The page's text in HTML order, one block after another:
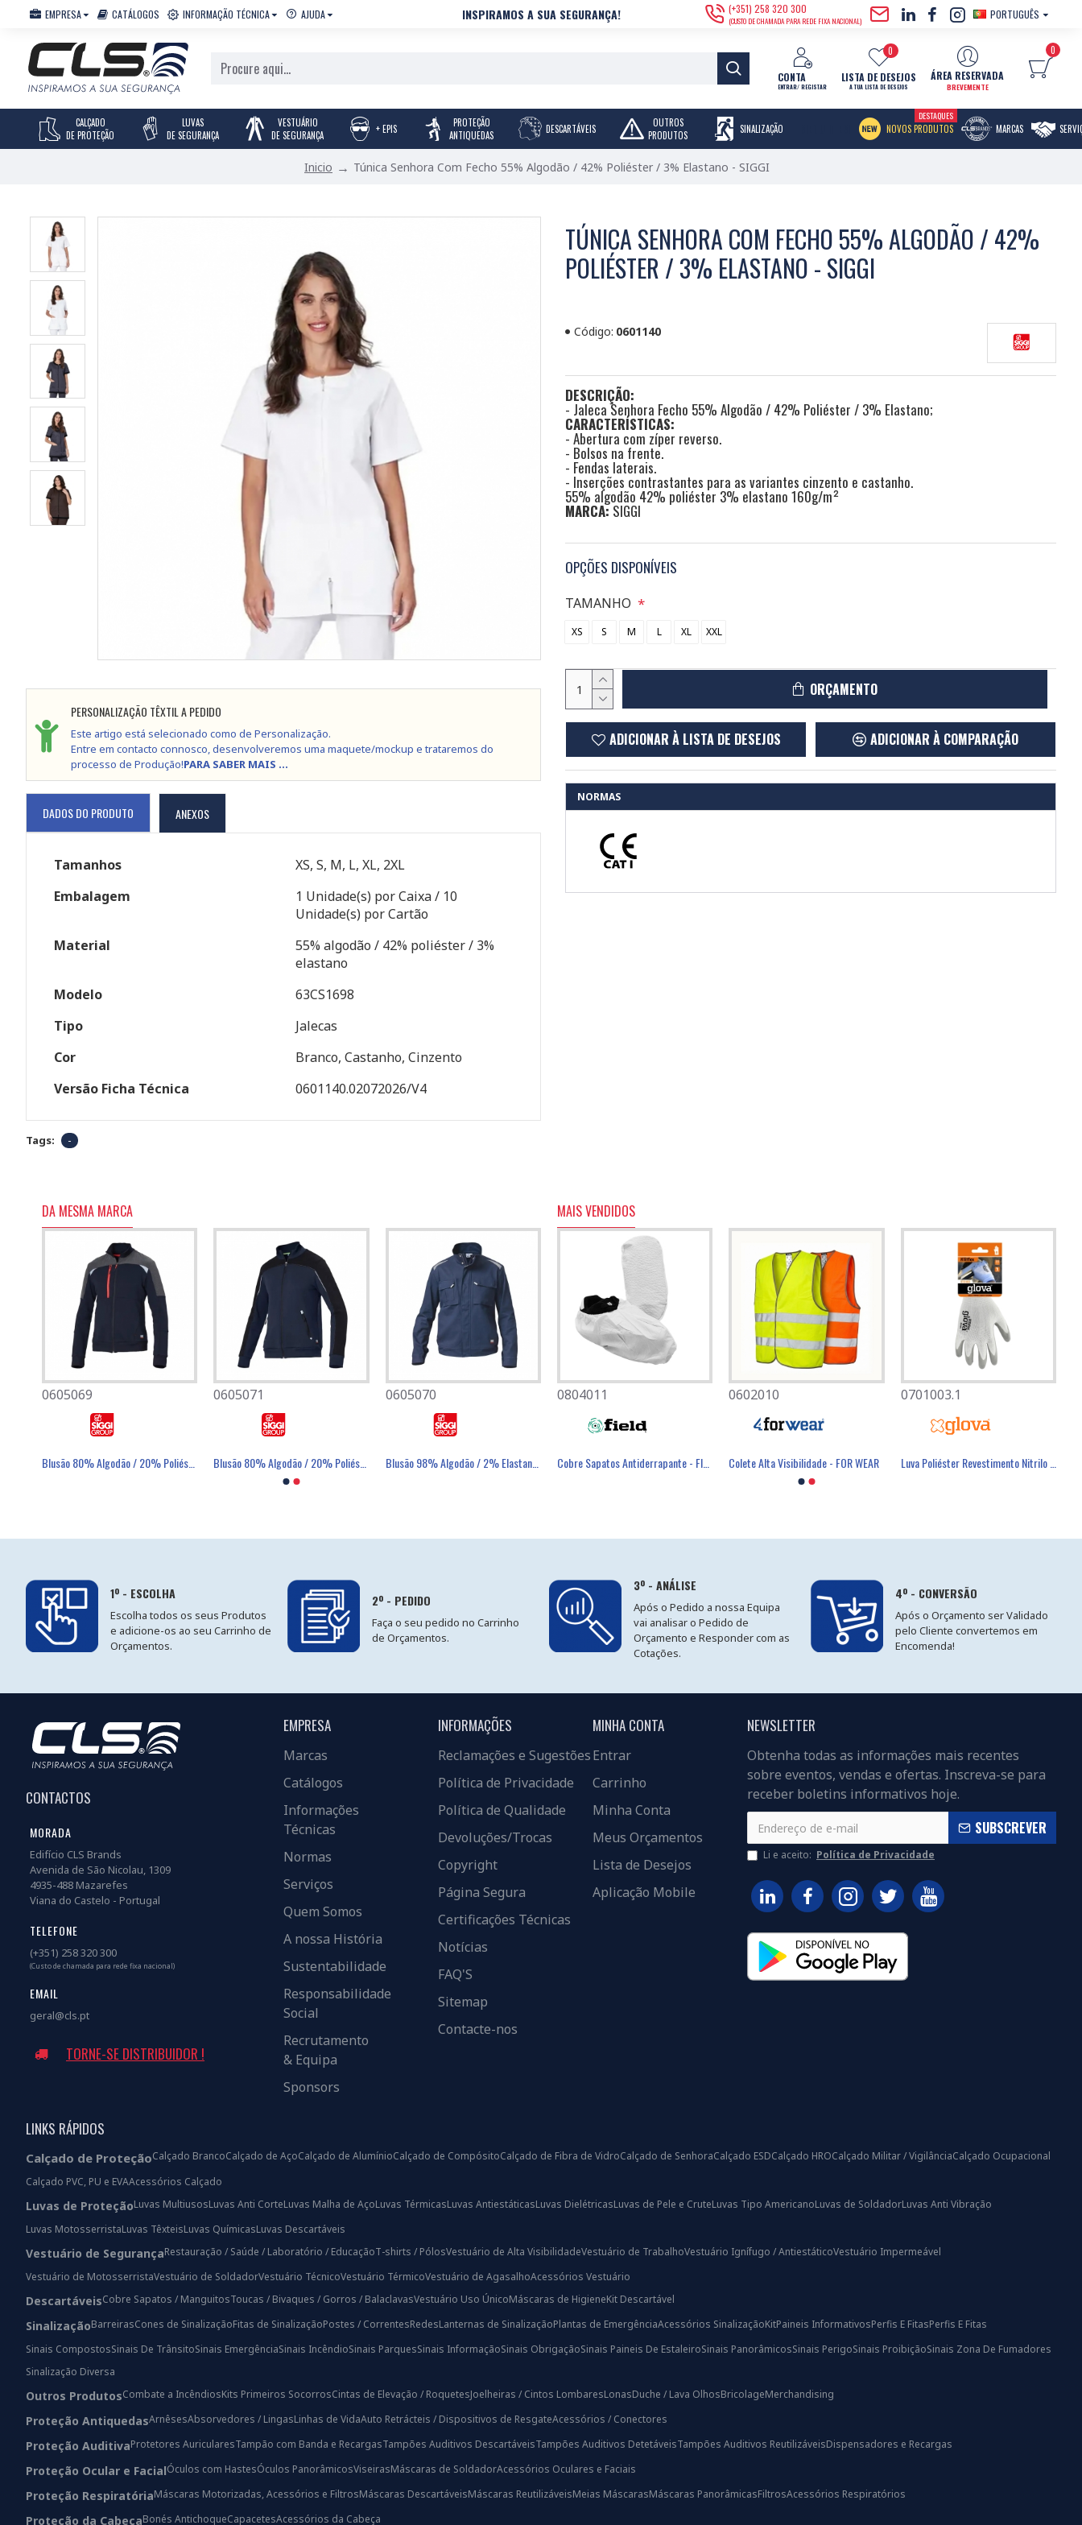
EMPRESA CATÁLOGOS INFORMAÇÃO TÉCNICA AJUDA INSPIRAMOS A SUA SEGURANÇA! (+351) 258 320 300
(CUSTO DE CHAMADA PARA REDE FIXA NACIONAL)
PORTUGUÊS
CONTA
ENTRAR/ REGISTAR
LISTA DE DESEJOS
A TUA LISTA DE DESEJOS
0
ÁREA RESERVADA
BREVEMENTE
0
CALÇADO
DE PROTEÇÃO
LUVAS
DE SEGURANÇA
VESTUÁRIO
DE SEGURANÇA
+ EPIS
PROTEÇÃO
ANTIQUEDAS
DESCARTÁVEIS
OUTROS
PRODUTOS
SINALIZAÇÃO NOVOS PRODUTOS
DESTAQUES
MARCAS
Inicio Túnica Senhora Com Fecho 55% Algodão / 42% Poliéster / 3% Elastano - SIGGI
PERSONALIZAÇÃO TÊXTIL A PEDIDO
Este artigo está selecionado como de Personalização.
Entre em contacto connosco, desenvolveremos uma maquete/mockup e trataremos do
processo de Produção!PARA SABER MAIS ...
DADOS DO PRODUTO ANEXOS
Tamanhos
XS, S, M, L, XL, 2XL
Embalagem
1 Unidade(s) por Caixa / 10
Unidade(s) por Cartão
Material
55% algodão / 42% poliéster / 3%
elastano
Modelo
63CS1698
Tipo
Jalecas
Cor
Branco, Castanho, Cinzento
Versão Ficha Técnica
0601140.02072026/V4
TÚNICA SENHORA COM FECHO 55% ALGODÃO / 42%
POLIÉSTER / 3% ELASTANO - SIGGI
Código: 0601140
DESCRIÇÃO:
- Jaleca Senhora Fecho 55% Algodão / 42% Poliéster / 3% Elastano;
CARACTERÍSTICAS:
- Abertura com zíper reverso.
- Bolsos na frente.
- Fendas laterais.
- Inserções contrastantes para as variantes cinzento e castanho.
55% algodão 42% poliéster 3% elastano 160g/m²
MARCA:SIGGI
OPÇÕES DISPONÍVEIS
TAMANHO
XS S M L XL XXL
ORÇAMENTO
ADICIONAR À LISTA DE DESEJOS ADICIONAR À COMPARAÇÃO
NORMAS
Tags: -
DA MESMA MARCA
0605069
Blusão 80% Algodão / 20% Poliéster - SIGGI
0605071
Blusão 80% Algodão / 20% Poliéster - SIGGI
0605070
Blusão 98% Algodão / 2% Elastano - SIGGI
MAIS VENDIDOS
0501080
Máscara Descartável FFP2 Com Válvula - FIELD
0701007
Luva Poliéster Revestimento Látex Preto - GLOVA
0501082
Máscara Descartável FFP3 Com Válvula - FIELD
0804011
Cobre Sapatos Antiderrapante - FIELD
0602010
Colete Alta Visibilidade - FOR WEAR
0701003.1
Luva Poliéster Revestimento Nitrilo Cinzento - GLOVA
1º - ESCOLHA
Escolha todos os seus Produtos
e adicione-os ao seu Carrinho de
Orçamentos.
2º - PEDIDO
Faça o seu pedido no Carrinho
de Orçamentos.
3º - ANÁLISE
Após o Pedido a nossa Equipa
vai analisar o Pedido de
Orçamento e Responder com as
Cotações.
4º - CONVERSÃO
Após o Orçamento ser Validado
pelo Cliente convertemos em
Encomenda!
CONTACTOS
MORADA
Edifício CLS Brands
Avenida de São Nicolau, 1309
4935-488 Mazarefes
Viana do Castelo - Portugal
TELEFONE
(+351) 258 320 300
(Custo de chamada para rede fixa nacional)
EMAIL
geral@cls.pt
TORNE-SE DISTRIBUIDOR !
EMPRESA
Marcas
Catálogos
Informações
Técnicas
Normas
Serviços
Quem Somos
A nossa História
Sustentabilidade
Responsabilidade
Social
Recrutamento
& Equipa
Sponsors
INFORMAÇÕES
Reclamações e Sugestões
Política de Privacidade
Política de Qualidade
Devoluções/Trocas
Copyright
Página Segura
Certificações Técnicas
Notícias
FAQ'S
Sitemap
Contacte-nos
MINHA CONTA
Entrar
Carrinho
Minha Conta
Meus Orçamentos
Lista de Desejos
Aplicação Mobile
NEWSLETTER
Obtenha todas as informações mais recentes
sobre eventos, vendas e ofertas. Inscreva-se para
receber boletins informativos hoje.
SUBSCREVER
Li e aceito: Política de Privacidade
LINKS RÁPIDOS
Calçado de ProteçãoCalçado BrancoCalçado de AçoCalçado de AlumínioCalçado de CompósitoCalçado de Fibra de VidroCalçado de SenhoraCalçado ESDCalçado HROCalçado Militar / VigilânciaCalçado Ocupacional
Calçado PVC, PU e EVAAcessórios Calçado
Luvas de ProteçãoLuvas MultiusosLuvas Anti CorteLuvas Malha de AçoLuvas TérmicasLuvas AntiestáticasLuvas DielétricasLuvas de Pele e CruteLuvas Tipo AmericanoLuvas de SoldadorLuvas Anti Vibração
Luvas MotosserristaLuvas TêxteisLuvas QuímicasLuvas Descartáveis
Vestuário de SegurançaRestauração / Saúde / Laboratório / EducaçãoT-shirts / PólosVestuário de Alta VisibilidadeVestuário de TrabalhoVestuário Ignífugo / AntiestáticoVestuário Impermeável
Vestuário de MotosserristaVestuário de SoldadorVestuário TécnicoVestuário TérmicoVestuário de AgasalhoAcessórios Vestuário
DescartáveisCobre Sapatos / ManguitosToucas / Bivaques / Gorros / BalaclavasVestuário Uso ÚnicoMáscaras de HigieneKit Descartável
SinalizaçãoBarreirasCones de SinalizaçãoFitas de SinalizaçãoPostes / CorrentesRedesLanternas de SinalizaçãoPlantas de EmergênciaAcessórios SinalizaçãoKitPaineis InformativosPerfis E FitasPerfis E Fitas
Sinais CompostosSinais De TrânsitoSinais EmergênciaSinais IncêndioSinais ParquesSinais InformaçãoSinais ObrigaçãoSinais Paineis De EstaleiroSinais PanorâmicosSinais PerigoSinais ProibiçãoSinais Zona De Fumadores
Sinalização Diversa
Outros ProdutosCombate a IncêndiosKits Primeiros SocorrosCintas de Elevação / RoquetesJoelheiras / Cintos LombaresLonasDuche / Lava OlhosBricolageMerchandising
Proteção AntiquedasArnêsesAbsorvedores / LingasLinhas de VidaAuto Retrácteis / Dispositivos de ResgateAcessórios / Conectores
Proteção AuditivaProtetores AuricularesTampão com Banda e RecargasTampões Auditivos DescartáveisTampões Auditivos DetetáveisTampões Auditivos ReutilizáveisDispensadores e Recargas
Proteção Ocular e FacialÓculos com HastesÓculos PanorâmicosViseirasMáscaras de SoldadorAcessórios Oculares e Faciais
Proteção RespiratóriaMáscaras Motorizadas, Acessórios e FiltrosMáscaras DescartáveisMáscaras ReutilizáveisMeias MáscarasMáscaras PanorâmicasFiltrosAcessórios Respiratórios
Proteção da CabeçaBonés AntichoqueCapacetesAcessórios da Cabeça